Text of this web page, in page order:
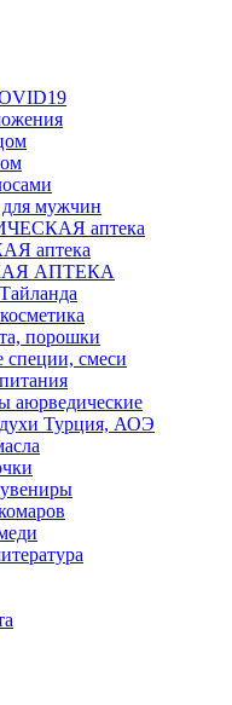
мужчин
аптека
аптека
АПТЕКА
порошки
смеси
аюрведические
Турция, АОЭ